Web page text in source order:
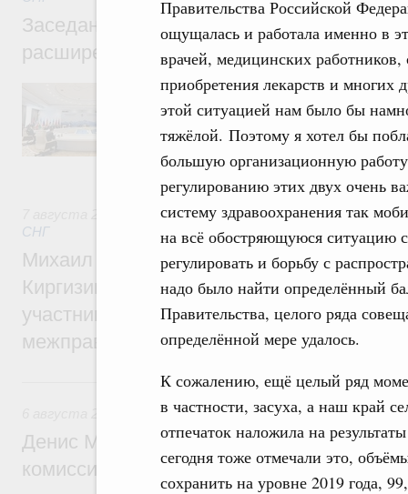
Правительства Российской
ощущалась и работала именно в
врачей, медицинских
приобретения лекарств и многих
этой ситуацией нам было бы
тяжёлой. Поэтому я хотел бы
большую организационную
регулированию этих двух очень
систему здравоохранения так
на всё обостряющуюся ситуацию
регулировать и борьбу с
надо было найти определённый
Правительства, целого ряда
определённой мере удалось.
К сожалению, ещё целый ряд
в частности, засуха, а наш край
отпечаток наложила на
сегодня тоже отмечали это,
сохранить на уровне 2019 года,
Заседание Евразийского
расширенном составе
В повестке заседания актуальные задачи
числе совершенствование кооперации в
регулирования и администрирования,
обеспечение продовольственной
железнодорожных перевозок,
рынка.
Евразийский экономический союз.
СНГ
Михаил Мишустин принял участие во
Киргизии Садыра Жапарова с главами
участников заседания Евразийского
межправительственного совета
6 августа, четверг
Общие вопросы промышленной политики
Денис Мантуров провёл заседание
комиссии по промышленности